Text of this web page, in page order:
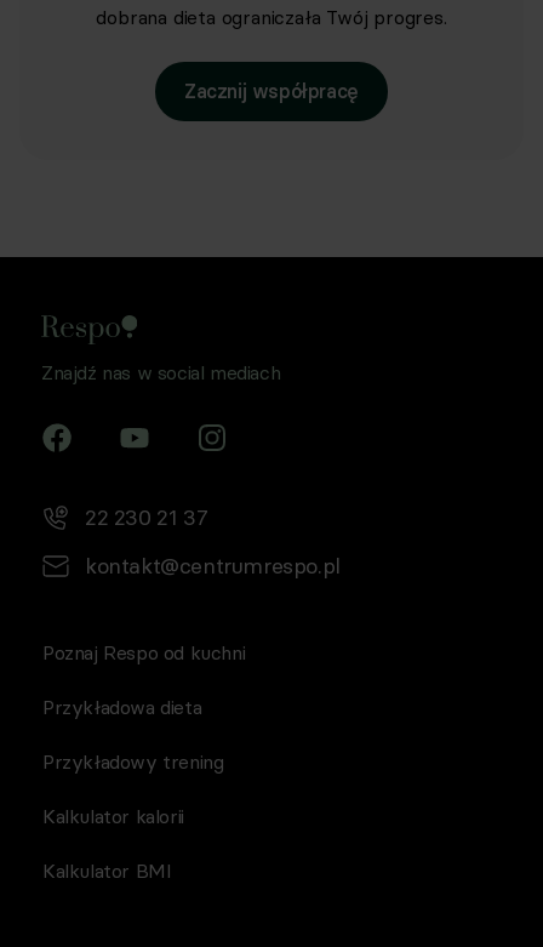
dobrana dieta ograniczała Twój progres.
Zacznij współpracę
Znajdź nas w social mediach
22 230 21 37
kontakt@centrumrespo.pl
Poznaj Respo od kuchni
Przykładowa dieta
Przykładowy trening
Kalkulator kalorii
Kalkulator BMI